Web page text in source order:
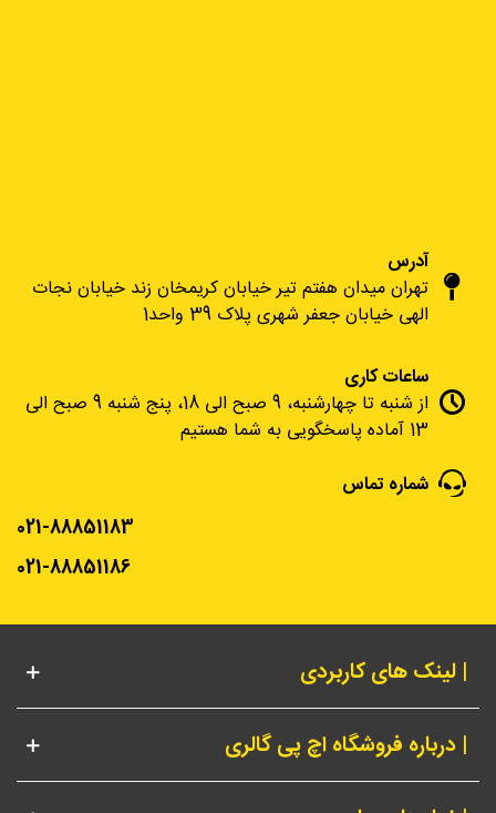
آدرس
تهران میدان هفتم تیر خیابان کریمخان زند خیابان نجات
الهی خیابان جعفر شهری پلاک 39 واحد1
ساعات کاری
از شنبه تا چهارشنبه، 9 صبح الی 18، پنج شنبه 9 صبح الی
13 آماده پاسخگویی به شما هستیم
شماره تماس
021-88851183
021-88851186
| لینک های کاربردی
| درباره فروشگاه اچ پی گالری